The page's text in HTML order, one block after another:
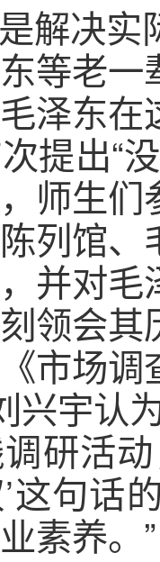
解决实
等老
泽东
提出“
师生
列馆
并对
领会
市场
兴宇认
研活
这句话
素养。”